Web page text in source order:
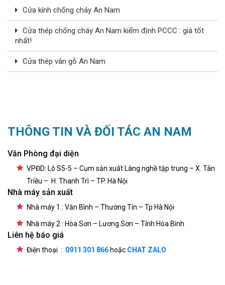
Cửa kính chống cháy An Nam
Cửa thép chống cháy An Nam kiểm định PCCC : giá tốt
nhất!
Cửa thép vân gỗ An Nam
THÔNG TIN VÀ ĐỐI TÁC AN NAM
Văn Phòng đại diện
VPĐD: Lô S5-5 – Cụm sản xuất Làng nghề tập trung – X. Tân
Triều – H. Thanh Trì – TP. Hà Nội
Nhà máy sản xuất
Nhà máy 1 : Văn Bình – Thường Tín – Tp Hà Nội
Nhà máy 2 : Hòa Sơn – Lương Sơn – Tỉnh Hòa Bình
Liên hệ báo giá
Điện thoại : 0911 301 866 hoặc CHAT ZALO